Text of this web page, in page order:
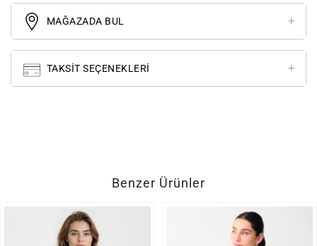
MAĞAZADA BUL
TAKSIT SEÇENEKLERI
Benzer Ürünler